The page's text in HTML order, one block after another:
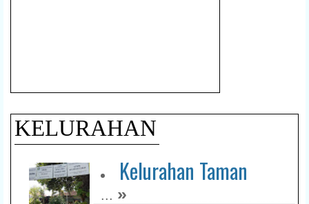
KELURAHAN
Kelurahan Taman
... »